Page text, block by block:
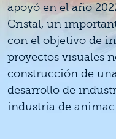
apoyó en el año
Cristal, un
con el objetivo de
proyectos visuales
construcción de
desarrollo de
industria de